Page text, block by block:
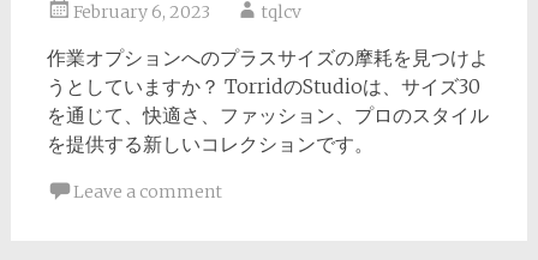
February 6, 2023 tqlcv
作業オプションへのプラスサイズの摩耗を見つけよ
うとしていますか？ TorridのStudioは、サイズ30
を通じて、快適さ、ファッション、プロのスタイル
を提供する新しいコレクションです。
Leave a comment